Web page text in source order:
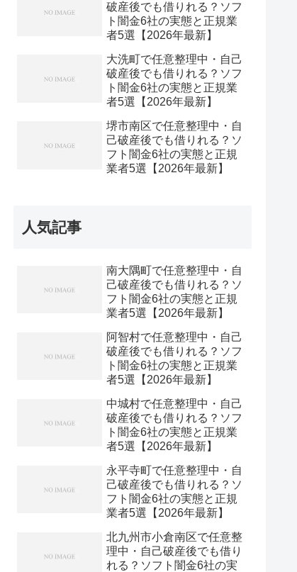
破産後でも借りれる？ソフ
ト闇金6社の実態と正規業
者5選【2026年最新】
大洗町で任意整理中・自己
破産後でも借りれる？ソフ
ト闇金6社の実態と正規業
者5選【2026年最新】
堺市南区で任意整理中・自
己破産後でも借りれる？ソ
フト闇金6社の実態と正規
業者5選【2026年最新】
人気記事
南大隅町で任意整理中・自
己破産後でも借りれる？ソ
フト闇金6社の実態と正規
業者5選【2026年最新】
阿智村で任意整理中・自己
破産後でも借りれる？ソフ
ト闇金6社の実態と正規業
者5選【2026年最新】
中城村で任意整理中・自己
破産後でも借りれる？ソフ
ト闇金6社の実態と正規業
者5選【2026年最新】
永平寺町で任意整理中・自
己破産後でも借りれる？ソ
フト闇金6社の実態と正規
業者5選【2026年最新】
北九州市小倉南区で任意整
理中・自己破産後でも借り
れる？ソフト闇金6社の実